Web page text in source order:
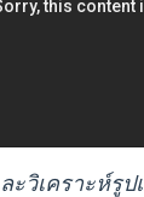
วิเคราะห์รูป